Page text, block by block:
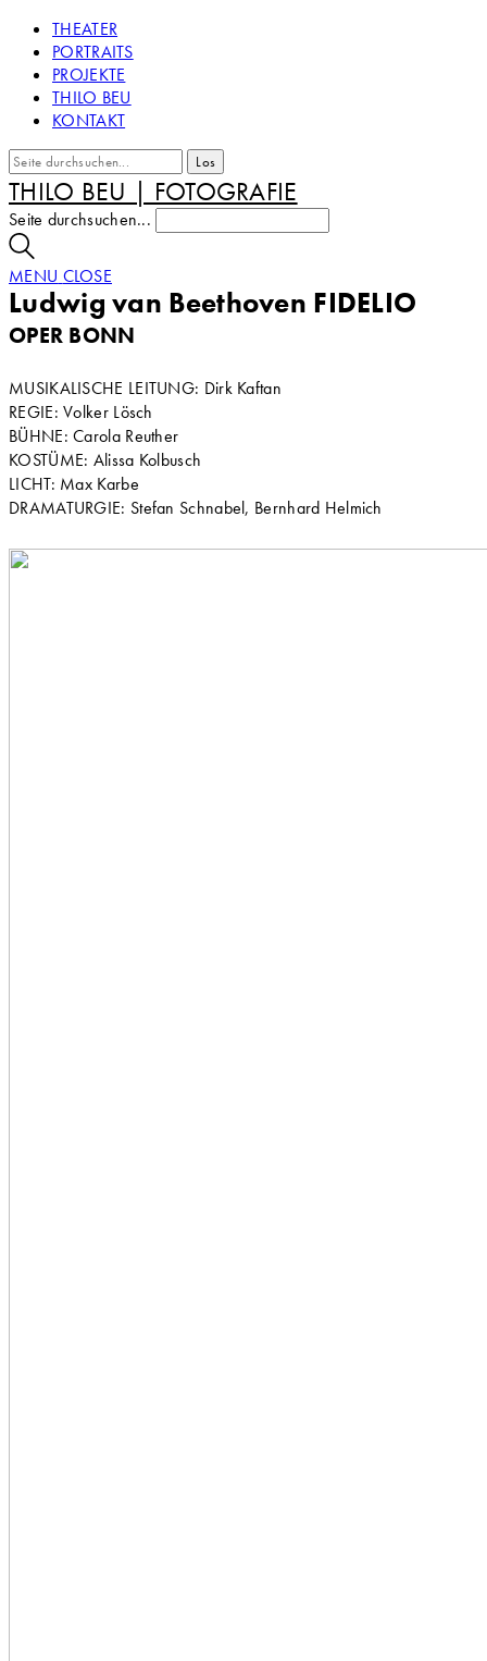
THEATER
PORTRAITS
PROJEKTE
THILO BEU
KONTAKT
THILO BEU | FOTOGRAFIE
Seite durchsuchen...
MENU CLOSE
Ludwig van Beethoven FIDELIO
OPER BONN
MUSIKALISCHE LEITUNG: Dirk Kaftan
REGIE: Volker Lösch
BÜHNE: Carola Reuther
KOSTÜME: Alissa Kolbusch
LICHT: Max Karbe
DRAMATURGIE: Stefan Schnabel, Bernhard Helmich